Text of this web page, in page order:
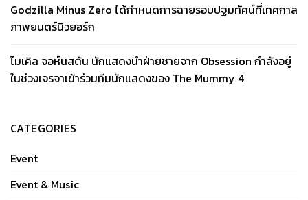
Godzilla Minus Zero ได้กำหนดการฉายรอบปฐมทัศน์ที่เทศกาล
ภาพยนตร์นิวยอร์ก
ไมเคิล จอห์นสตัน นักแสดงนำฝ่ายชายจาก Obsession กำลังอยู่
ในช่วงเจรจาเข้าร่วมทีมนักแสดงของ The Mummy 4
CATEGORIES
Event
Event & Music